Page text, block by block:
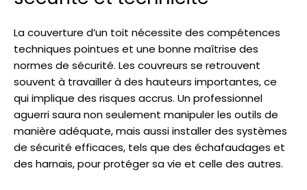
La couverture d’un toit nécessite des compétences
techniques pointues et une bonne maîtrise des
normes de sécurité. Les couvreurs se retrouvent
souvent à travailler à des hauteurs importantes, ce
qui implique des risques accrus. Un professionnel
aguerri saura non seulement manipuler les outils de
manière adéquate, mais aussi installer des systèmes
de sécurité efficaces, tels que des échafaudages et
des harnais, pour protéger sa vie et celle des autres.